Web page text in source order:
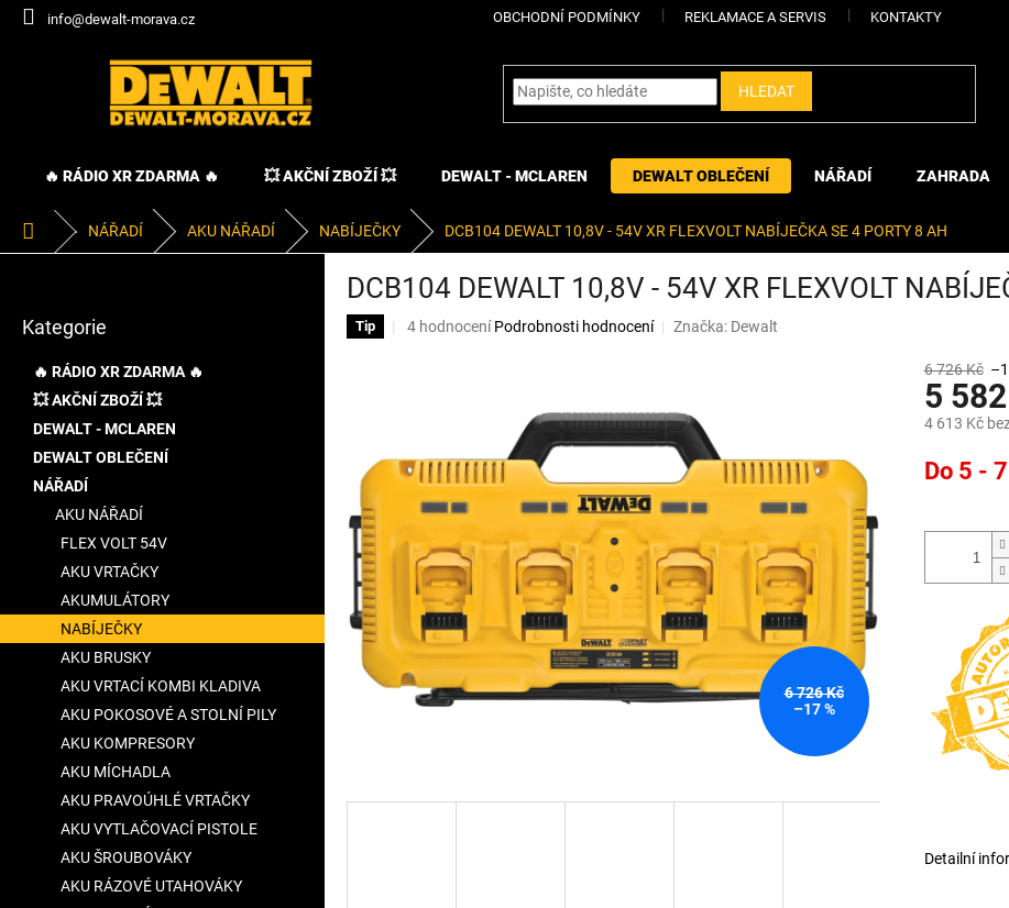
Přejít
info@dewalt-morava.cz OBCHODNÍ PODMÍNKY REKLAMACE A SERVIS KONTAKTY
HLEDAT
🔥 RÁDIO XR ZDARMA 🔥 💥 AKČNÍ ZBOŽÍ 💥 DEWALT - MCLAREN DEWALT OBLEČENÍ NÁŘADÍ ZAHRADA
Domů NÁŘADÍ AKU NÁŘADÍ NABÍJEČKY DCB104 DEWALT 10,8V - 54V XR FLEXVOLT NABÍJEČKA SE 4 PORTY 8 AH
kategorie
Kategorie
🔥 RÁDIO XR ZDARMA 🔥
💥 AKČNÍ ZBOŽÍ 💥
DEWALT - MCLAREN
DEWALT OBLEČENÍ
NÁŘADÍ
AKU NÁŘADÍ
FLEX VOLT 54V
AKU VRTAČKY
AKUMULÁTORY
NABÍJEČKY
AKU BRUSKY
AKU VRTACÍ KOMBI KLADIVA
AKU POKOSOVÉ A STOLNÍ PILY
AKU KOMPRESORY
AKU MÍCHADLA
AKU PRAVOÚHLÉ VRTAČKY
AKU VYTLAČOVACÍ PISTOLE
AKU ŠROUBOVÁKY
AKU RÁZOVÉ UTAHOVÁKY
DCB104 DEWALT 10,8V - 54V XR FLEXVOLT
Tip
Průměrné
hvězdiček.
4 hodnocení Podrobnosti hodnocení Značka: Dewalt
6 726 Kč
–17 %
6 726 Kč
5
4 613 Kč
cena:
Do 5 -
Detailní